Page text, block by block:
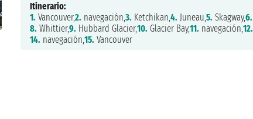
Itinerario:
1. Vancouver,2. navegación,3. Ketchikan,4. Juneau,5. Skagway,6.
8. Whittier,9. Hubbard Glacier,10. Glacier Bay,11. navegación,12.
14. navegación,15. Vancouver